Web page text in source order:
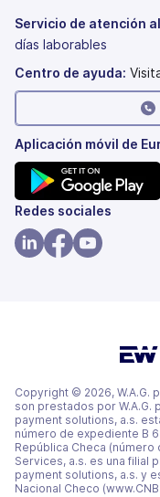
pestaña
una
nueva)
Servicio de atención
días laborables
Centro de ayuda:
Aplicación móvil de
(se
abre
en
Redes sociales
pestaña
Copyright © 2026, W.A.G.
son prestados por W.A.G.
payment solutions, a.s.
número de expediente B
República Checa (número
Services, a.s. es una filial
payment solutions, a.s. y
Nacional Checo